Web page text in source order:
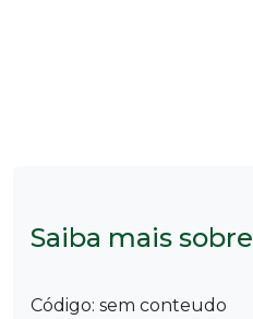
Saiba mais sobre
Código: sem conteudo